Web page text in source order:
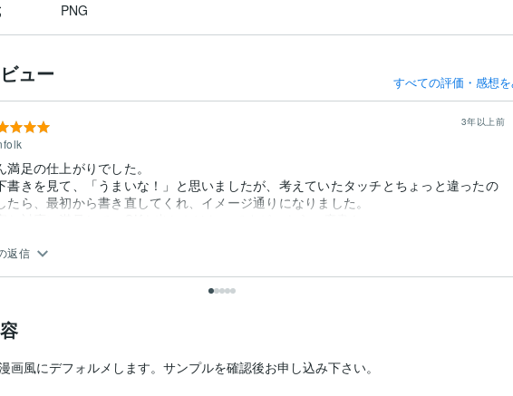
PNG
ュー すべての評価・感想
3年以上前
足の仕上がりでした。
きを見て、「うまいな！」と思いましたが、考えていたタッチとちょっと違ったの
たら、最初から書き直してくれ、イメージ通りになりました。
対応に満足して、OKを出しかけたのですが、もう一度書き...
返信
画風にデフォルメします。サンプルを確認後お申し込み下さい。